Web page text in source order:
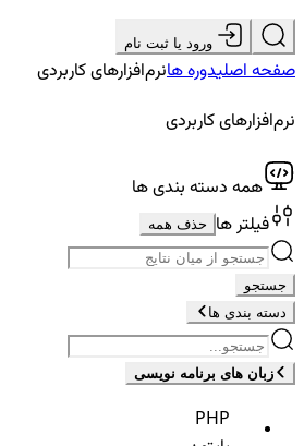
ورود یا ثبت نام
صفحه اصلیدوره هانرم‌افزارهای کاربردی
نرم‌افزارهای کاربردی
همه دسته بندی ها
فیلتر ها
حذف همه
جستجو
دسته بندی ها
زبان های برنامه نویسی
PHP